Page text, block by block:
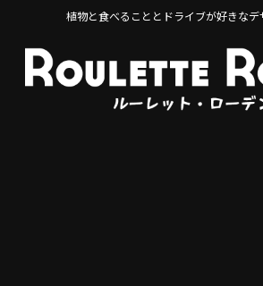
植物と食べることとドライブが好きな